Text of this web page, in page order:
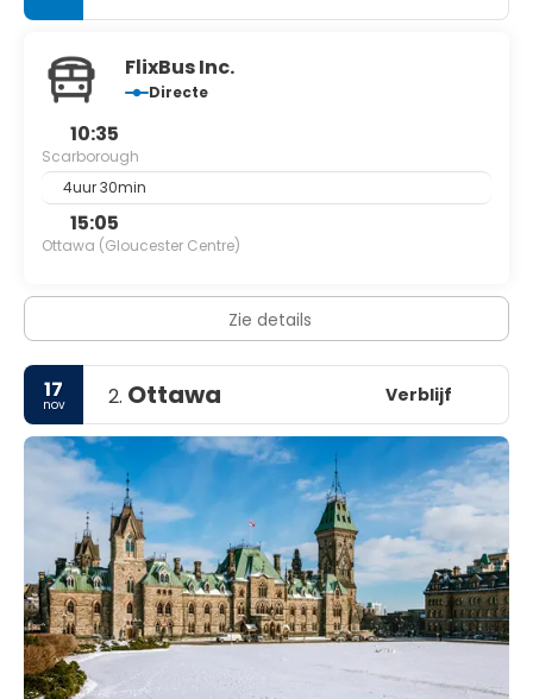
FlixBus Inc.
Directe
10:35
Scarborough
4uur 30min
15:05
Ottawa (Gloucester Centre)
Zie details
17
nov 2. Ottawa Verblijf